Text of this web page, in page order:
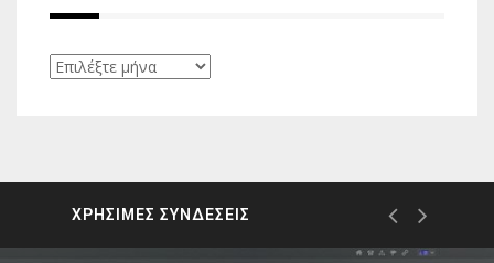
Ιστορικό
ΧΡΗΣΙΜΕΣ ΣΥΝΔΕΣΕΙΣ